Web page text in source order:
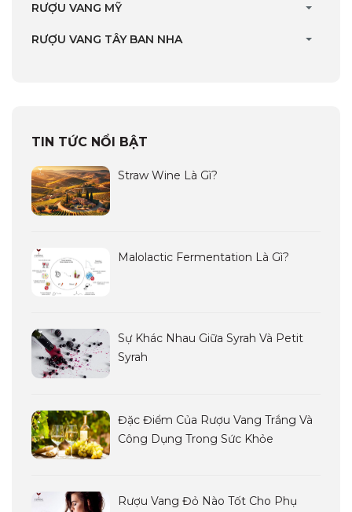
RƯỢU VANG MỸ
RƯỢU VANG TÂY BAN NHA
TIN TỨC NỔI BẬT
Straw Wine Là Gì?
Malolactic Fermentation Là Gì?
Sự Khác Nhau Giữa Syrah Và Petit
Syrah
Đặc Điểm Của Rượu Vang Trắng Và
Công Dụng Trong Sức Khỏe
Rượu Vang Đỏ Nào Tốt Cho Phụ